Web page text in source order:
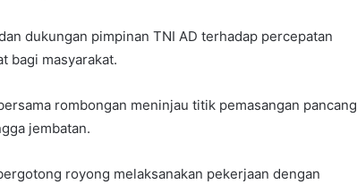
dukungan pimpinan TNI AD terhadap percepatan
bagi masyarakat.
rombongan meninjau titik pemasangan pancang
jembatan.
royong melaksanakan pekerjaan dengan